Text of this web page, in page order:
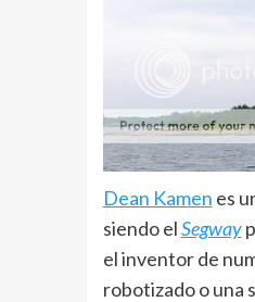
Dean Kamen es
siendo elSegway
el inventor de
robotizado o una